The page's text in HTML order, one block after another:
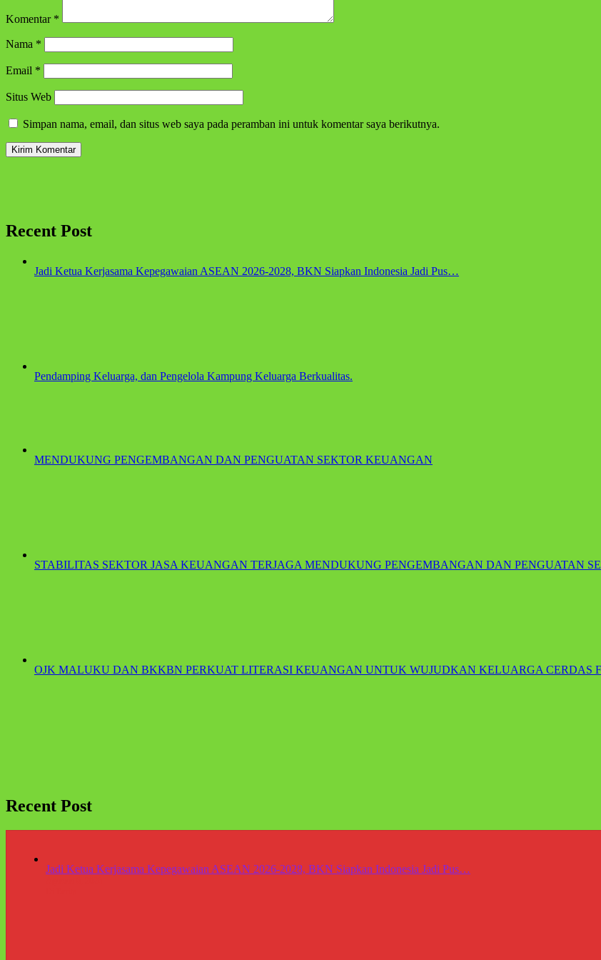
Komentar *
Nama *
Email *
Situs Web
Simpan nama, email, dan situs web saya pada peramban ini untuk komentar saya berikutnya.
Recent Post
Jadi Ketua Kerjasama Kepegawaian ASEAN 2026-2028, BKN Siapkan Indonesia Jadi Pus…
Pendamping Keluarga, dan Pengelola Kampung Keluarga Berkualitas.
MENDUKUNG PENGEMBANGAN DAN PENGUATAN SEKTOR KEUANGAN
STABILITAS SEKTOR JASA KEUANGAN TERJAGA MENDUKUNG PENGEMBANGAN DAN PENGUATAN
OJK MALUKU DAN BKKBN PERKUAT LITERASI KEUANGAN UNTUK WUJUDKAN KELUARGA CERDAS
Recent Post
Jadi Ketua Kerjasama Kepegawaian ASEAN 2026-2028, BKN Siapkan Indonesia Jadi Pus…